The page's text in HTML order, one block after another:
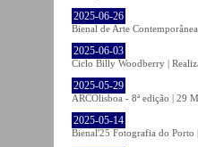
2025-06-26
Bienal de Arte
2025-06-03
Ciclo Billy Woodberry |
2025-05-29
ARCOlisboa - 8ª edição | 29
2025-05-14
Bienal'25 Fotografia do